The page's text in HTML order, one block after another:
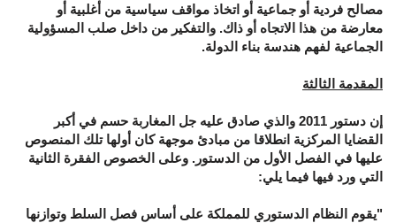
مصالح فردية أو جماعية أو اتخاذ مواقف سياسية من أغلبية أو
معارضة من هذا الاتجاه أو ذاك. والتفكير من داخل صلب المسؤولية
الجماعية لفهم هندسة بناء الدولة.
المقدمة الثالثة
إن دستور 2011 والذي صادق عليه جل المغاربة حسم في أكبر
القضايا المركزية انطلاقا من مبادئ موجهة كان أولها تلك المنصوص
عليها في الفصل الأول من الدستور. وعلى الخصوص الفقرة الثانية
التي ورد فيها فيما يلي:
"يقوم النظام الدستوري للمملكة على أساس فصل السلط وتوازنها